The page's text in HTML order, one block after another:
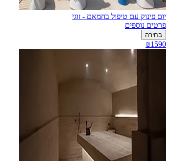
יום פינוק עם טיפול בחמאם - זוגי
פרטים נוספים
בחירה
₪1590